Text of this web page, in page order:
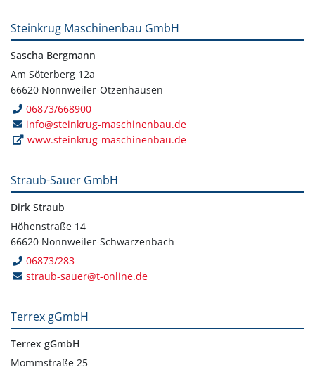
Steinkrug Maschinenbau GmbH
Sascha Bergmann
Am Söterberg 12a
66620 Nonnweiler-Otzenhausen
06873/668900
info@steinkrug-maschinenbau.de
www.steinkrug-maschinenbau.de
Straub-Sauer GmbH
Dirk Straub
Höhenstraße 14
66620 Nonnweiler-Schwarzenbach
06873/283
straub-sauer@t-online.de
Terrex gGmbH
Terrex gGmbH
Mommstraße 25